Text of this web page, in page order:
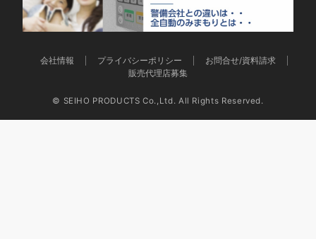
会社情報 プライバシーポリシー
お問合せ/資料請求
販売代理店募集
©️ SEIHO PRODUCTS Co.,Ltd. All Rights Reserved.